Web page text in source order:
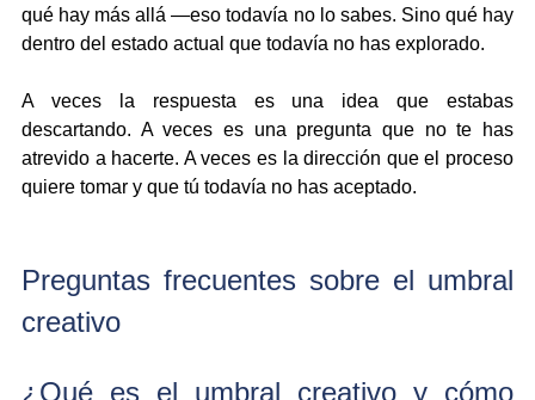
qué hay más allá —eso todavía no lo sabes. Sino qué hay
dentro del estado actual que todavía no has explorado.
A veces la respuesta es una idea que estabas
descartando. A veces es una pregunta que no te has
atrevido a hacerte. A veces es la dirección que el proceso
quiere tomar y que tú todavía no has aceptado.
Preguntas frecuentes sobre el umbral
creativo
¿Qué es el umbral creativo y cómo